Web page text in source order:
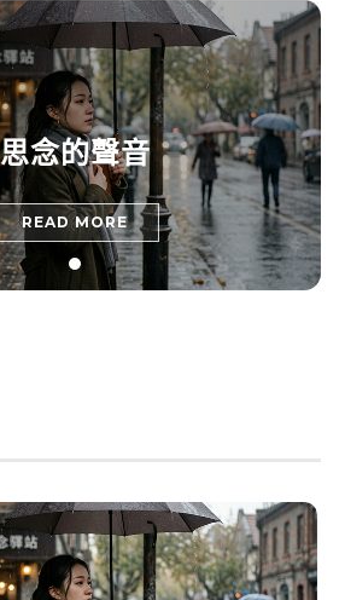
思念的聲音
READ MORE